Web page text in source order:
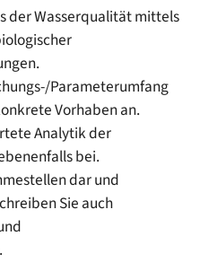
der Wasserqualität mittels
Parameterumfang
Vorhaben an.
Analytik der
bei.
dar und
Sie auch